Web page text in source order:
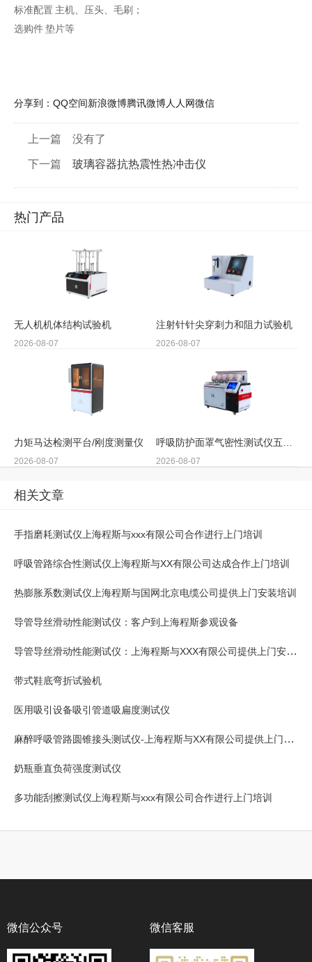
标准配置 主机、压头、毛刷；
选购件 垫片等
分享到： QQ空间新浪微博腾讯微博人人网微信
上一篇 没有了
下一篇 玻璃容器抗热震性热冲击仪
热门产品
无人机机体结构试验机
2026-08-07
注射针针尖穿刺力和阻力试验机
2026-08-07
力矩马达检测平台/刚度测量仪
2026-08-07 2026-08-07
相关文章
手指磨耗测试仪上海程斯与xxx有限公司合作进行上门培训
呼吸管路综合性测试仪上海程斯与XX有限公司达成合作上门培训
热膨胀系数测试仪上海程斯与国网北京电缆公司提供上门安装培训
导管导丝滑动性能测试仪：客户到上海程斯参观设备
导管导丝滑动性能测试仪：上海程斯与XXX有限公司提供上门安装培训
带式鞋底弯折试验机
医用吸引设备吸引管道吸扁度测试仪
麻醉呼吸管路圆锥接头测试仪-上海程斯与XX有限公司提供上门安装培训
奶瓶垂直负荷强度测试仪
多功能刮擦测试仪上海程斯与xxx有限公司合作进行上门培训
微信公众号 微信客服